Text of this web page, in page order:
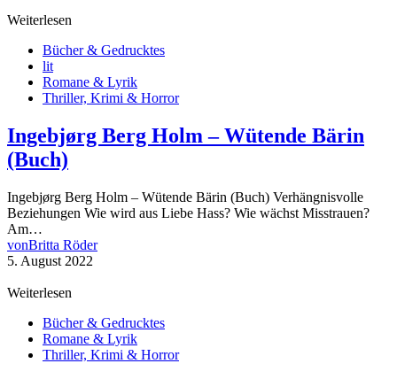
Weiterlesen
Bücher & Gedrucktes
lit
Romane & Lyrik
Thriller, Krimi & Horror
Ingebjørg Berg Holm – Wütende Bärin
(Buch)
Ingebjørg Berg Holm – Wütende Bärin (Buch) Verhängnisvolle
Beziehungen Wie wird aus Liebe Hass? Wie wächst Misstrauen?
Am…
vonBritta Röder
5. August 2022
Weiterlesen
Bücher & Gedrucktes
Romane & Lyrik
Thriller, Krimi & Horror